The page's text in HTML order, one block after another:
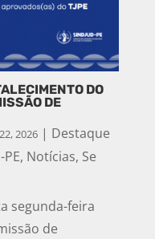
DO
DE
2026| Destaque
, Notícias, Se
segunda-feira
de